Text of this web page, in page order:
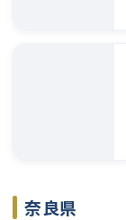
奈良県